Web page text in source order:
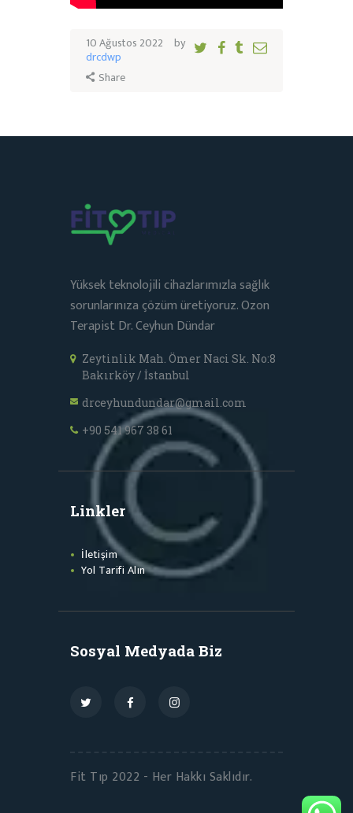
10 Ağustos 2022 by
drcdwp
Share
Yüksek teknolojili cihazlarımızla sağlık
sorunlarınıza çözüm üretiyoruz. Ozon
Terapist Dr. Ceyhun Dündar
Zeytinlik Mah. Ömer Naci Sk. No:8
Bakırköy / İstanbul
drceyhundundar@gmail.com
+90 541 967 38 61
Linkler
İletişim
Yol Tarifi Alın
Sosyal Medyada Biz
Fit Tıp 2022 - Her Hakkı Saklıdır.